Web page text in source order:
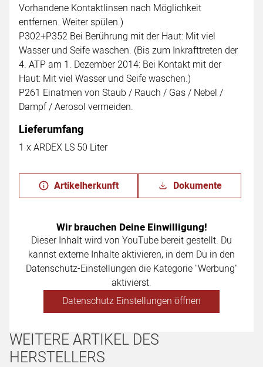
Vorhandene Kontaktlinsen nach Möglichkeit
entfernen. Weiter spülen.)
P302+P352 Bei Berührung mit der Haut: Mit viel
Wasser und Seife waschen. (Bis zum Inkrafttreten der
4. ATP am 1. Dezember 2014: Bei Kontakt mit der
Haut: Mit viel Wasser und Seife waschen.)
P261 Einatmen von Staub / Rauch / Gas / Nebel /
Dampf / Aerosol vermeiden.
Lieferumfang
1 x ARDEX LS 50 Liter
Artikelherkunft Dokumente
Wir brauchen Deine Einwilligung!
Dieser Inhalt wird von YouTube bereit gestellt. Du
kannst externe Inhalte aktivieren, in dem Du in den
Datenschutz-Einstellungen die Kategorie "Werbung"
aktivierst.
Datenschutz Einstellungen öffnen
WEITERE ARTIKEL DES
HERSTELLERS
Artikel überspringen